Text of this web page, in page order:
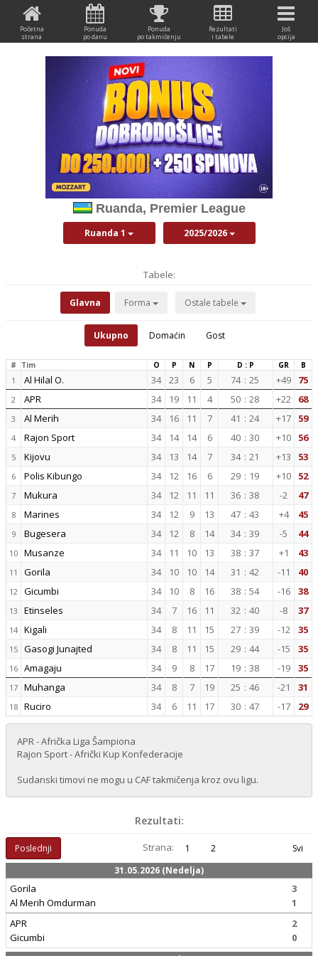
Početna
strana
Ponuda
po danu
Ponuda
po takmičenju
Rezultati
i tabele
Još
opcija
Ruanda, Premier League
Ruanda 1 2025/2026
Tabele:
Glavna Forma Ostale tabele
Ukupno Domaćin Gost
# Tim O P N P D : P GR B
1 Al Hilal O. 34 23 6 5 74 : 25 +49 75
2 APR 34 19 11 4 50 : 28 +22 68
3 Al Merih 34 16 11 7 41 : 24 +17 59
4 Rajon Sport 34 14 14 6 40 : 30 +10 56
5 Kijovu 34 13 14 7 34 : 21 +13 53
6 Polis Kibungo 34 12 16 6 29 : 19 +10 52
7 Mukura 34 12 11 11 36 : 38 -2 47
8 Marines 34 12 9 13 47 : 43 +4 45
9 Bugesera 34 12 8 14 34 : 39 -5 44
10 Musanze 34 11 10 13 38 : 37 +1 43
11 Gorila 34 10 10 14 31 : 42 -11 40
12 Gicumbi 34 10 8 16 38 : 54 -16 38
13 Etinseles 34 7 16 11 32 : 40 -8 37
14 Kigali 34 8 11 15 27 : 39 -12 35
15 Gasogi Junajted 34 8 11 15 29 : 44 -15 35
16 Amagaju 34 9 8 17 19 : 38 -19 35
17 Muhanga 34 8 7 19 25 : 46 -21 31
18 Ruciro 34 6 11 17 30 : 47 -17 29
APR - Afrička Liga Šampiona
Rajon Sport - Afrički Kup Konfederacije
Sudanski timovi ne mogu u CAF takmičenja kroz ovu ligu.
Rezultati:
Poslednji Strana: 1 2
Svi
31.05.2026 (Nedelja)
Gorila
Al Merih Omdurman
3
1
APR
Gicumbi
2
0